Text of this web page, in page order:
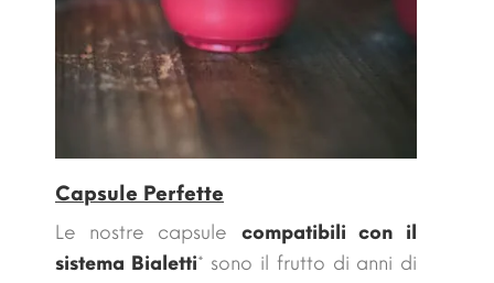
Capsule Perfette
Le nostre capsule compatibili con il
sistema Bialetti* sono il frutto di anni di